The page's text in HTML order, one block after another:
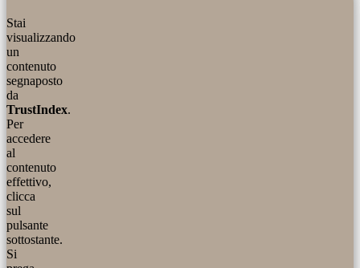
Stai
visualizzando
un
contenuto
segnaposto
da
TrustIndex.
Per
accedere
al
contenuto
effettivo,
clicca
sul
pulsante
sottostante.
Si